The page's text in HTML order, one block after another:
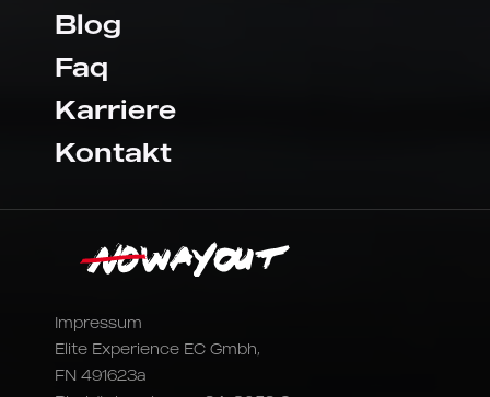
Impressum
Elite Experience EC Gmbh,
FN 491623a
Blog
Faq
Karriere
Kontakt